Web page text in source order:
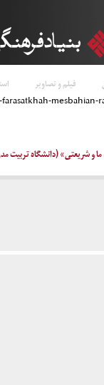
فیلم و تصاویر
(دانشگاه تربیت مدرس تالار
mesbahian-